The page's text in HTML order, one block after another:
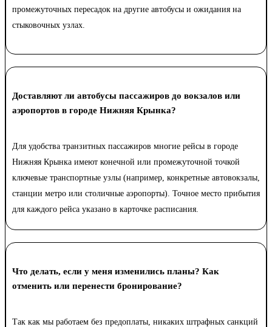
промежуточных пересадок на другие автобусы и ожидания на
стыковочных узлах.
Доставляют ли автобусы пассажиров до вокзалов или
аэропортов в городе Нижняя Крынка?
Для удобства транзитных пассажиров многие рейсы в городе
Нижняя Крынка имеют конечной или промежуточной точкой
ключевые транспортные узлы (например, конкретные автовокзалы,
станции метро или столичные аэропорты). Точное место прибытия
для каждого рейса указано в карточке расписания.
Что делать, если у меня изменились планы? Как
отменить или перенести бронирование?
Так как мы работаем без предоплаты, никаких штрафных санкций